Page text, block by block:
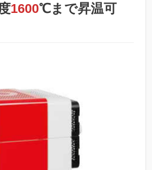
1600℃まで昇温可